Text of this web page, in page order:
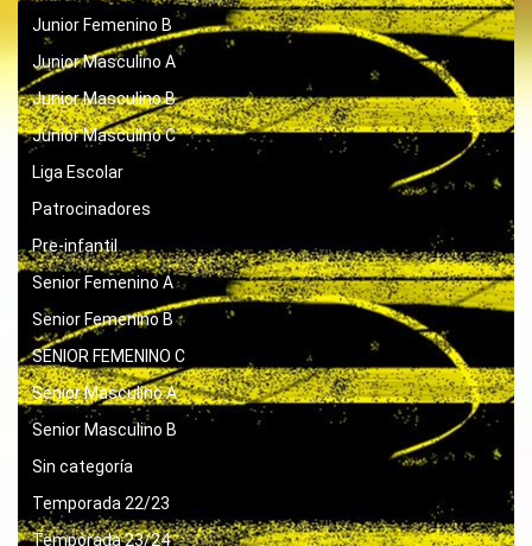
Junior Femenino B
Junior Masculino A
Junior Masculino B
Junior Masculino C
Liga Escolar
Patrocinadores
Pre-infantil
Senior Femenino A
Senior Femenino B
SENIOR FEMENINO C
Senior Masculino A
Senior Masculino B
Sin categoría
Temporada 22/23
Temporada 23/24